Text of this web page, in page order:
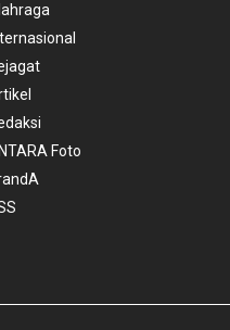
Foto